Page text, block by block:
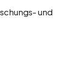
und